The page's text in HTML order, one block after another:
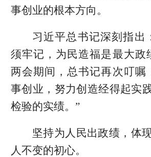
事创业的根本方向。
习近平总书记深刻指出
须牢记，为民造福是最大政
两会期间，总书记再次叮嘱
事创业，努力创造经得起实
检验的实绩。”
坚持为人民出政绩，体
人不变的初心。